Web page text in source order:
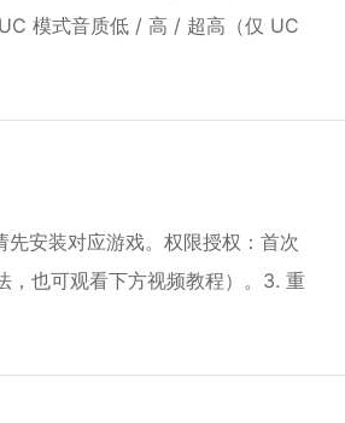
模式音质低 / 高 / 超高（仅 UC
安装对应游戏。权限授权：首次
也可观看下方视频教程）。3. 重